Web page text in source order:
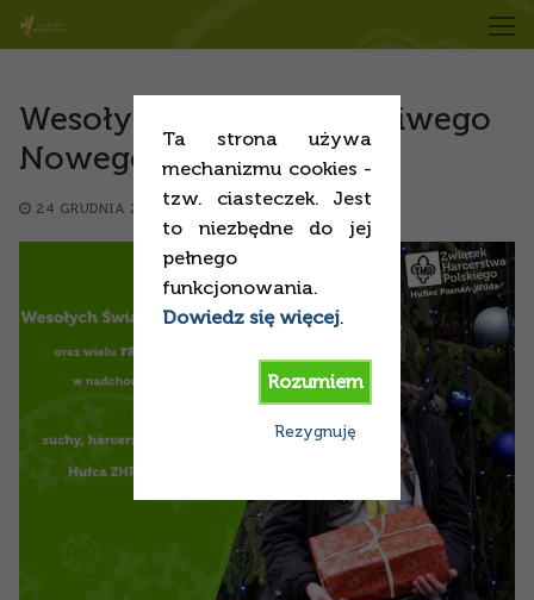
Ta strona używa
mechanizmu cookies -
tzw. ciasteczek. Jest
to niezbędne do jej
pełnego
funkcjonowania.
Dowiedz się więcej.
Rozumiem
Rezygnuję
Przejdź
do
Wesołych Świąt i szczęśliwego
Nowego Roku!
24 GRUDNIA 2016 SPRAWY BIEŻĄCE